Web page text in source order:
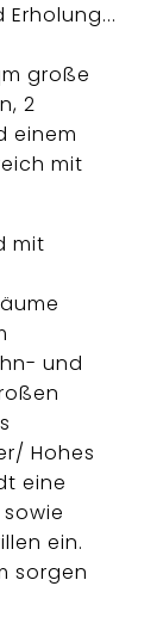
große
2
einem
mit
mit
und
Hohes
eine
ein.
sorgen